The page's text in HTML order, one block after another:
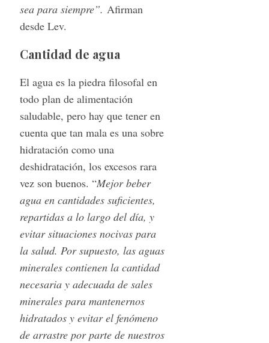
sea para siempre”. Afirman
desde Lev.
Cantidad de agua
El agua es la piedra filosofal en
todo plan de alimentación
saludable, pero hay que tener en
cuenta que tan mala es una sobre
hidratación como una
deshidratación, los excesos rara
vez son buenos. “Mejor beber
agua en cantidades suficientes,
repartidas a lo largo del día, y
evitar situaciones nocivas para
la salud. Por supuesto, las aguas
minerales contienen la cantidad
necesaria y adecuada de sales
minerales para mantenernos
hidratados y evitar el fenómeno
de arrastre por parte de nuestros